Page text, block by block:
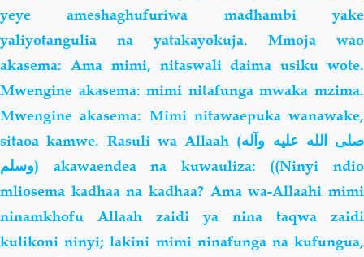
yeye ameshaghufuriwa madhambi yake
yaliyotangulia na yatakayokuja. Mmoja wao
akasema: Ama mimi, nitaswali daima usiku wote.
Mwengine akasema: mimi nitafunga mwaka mzima.
Mwengine akasema: Mimi nitawaepuka wanawake,
sitaoa kamwe. Rasuli wa Allaah (صلى الله عليه وآله
وسلم) akawaendea na kuwauliza: ((Ninyi ndio
mliosema kadhaa na kadhaa? Ama wa-Allaahi mimi
ninamkhofu Allaah zaidi ya nina taqwa zaidi
kulikoni ninyi; lakini mimi ninafunga na kufungua,